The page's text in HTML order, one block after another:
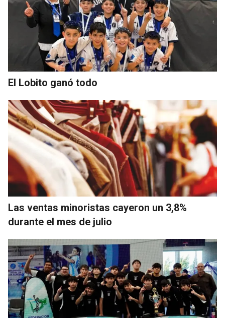
El Lobito ganó todo
Las ventas minoristas cayeron un 3,8%
durante el mes de julio